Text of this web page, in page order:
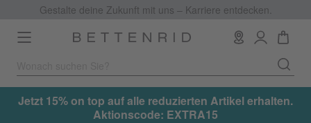
Gestalte deine Zukunft mit uns – Karriere entdecken.
Toggle
navigation
on top auf alle reduzierten Artikel erhalten.
Aktionscode: EXTRA15
Jetzt